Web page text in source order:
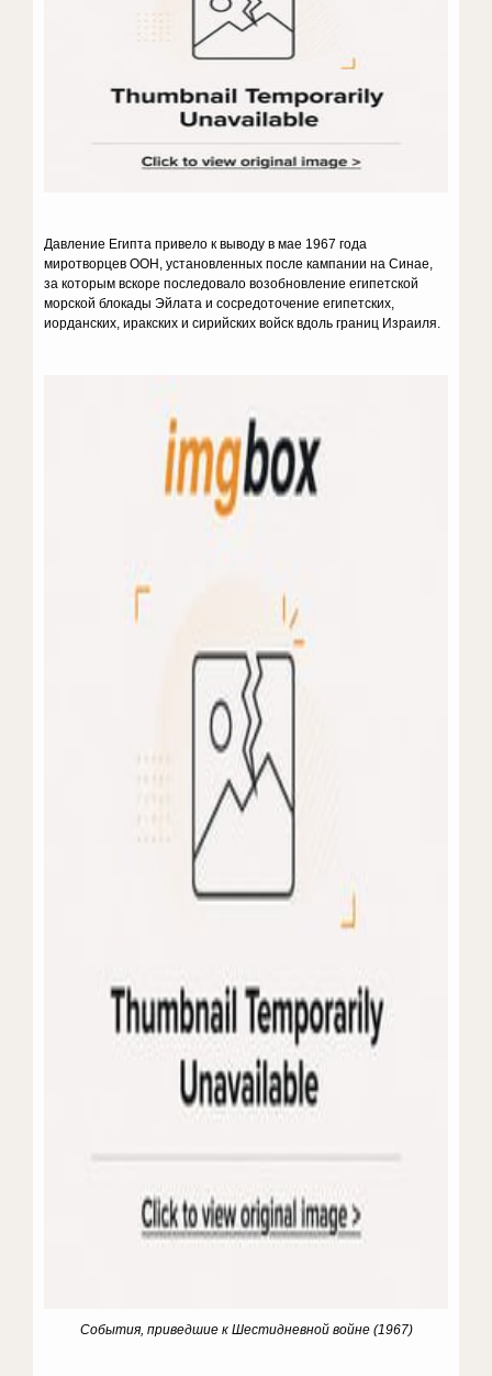
Давление Египта привело к выводу в мае 1967 года
миротворцев ООН, установленных после кампании на Синае,
за которым вскоре последовало возобновление египетской
морской блокады Эйлата и сосредоточение египетских,
иорданских, иракских и сирийских войск вдоль границ Израиля.
События, приведшие к Шестидневной войне (1967)